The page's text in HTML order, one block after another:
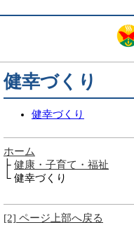
健幸づくり
健幸づくり
ホーム
├ 健康・子育て・福祉
└ 健幸づくり
[2] ページ上部へ戻る